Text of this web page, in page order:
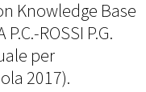
Knowledge Base
ROSSI P.G.
per
2017).